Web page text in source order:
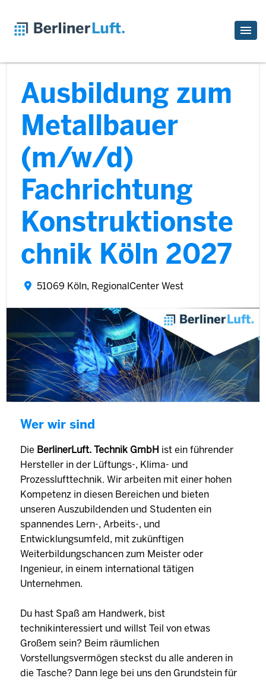
Ausbildung zum
Metallbauer
(m/w/d)
Fachrichtung
Konstruktionste
chnik Köln 2027
51069 Köln, RegionalCenter West
Wer wir sind
Die BerlinerLuft. Technik GmbH ist ein führender
Hersteller in der Lüftungs-, Klima- und
Prozesslufttechnik. Wir arbeiten mit einer hohen
Kompetenz in diesen Bereichen und bieten
unseren Auszubildenden und Studenten ein
spannendes Lern-, Arbeits-, und
Entwicklungsumfeld, mit zukünftigen
Weiterbildungschancen zum Meister oder
Ingenieur, in einem international tätigen
Unternehmen.
Du hast Spaß am Handwerk, bist
technikinteressiert und willst Teil von etwas
Großem sein? Beim räumlichen
Vorstellungsvermögen steckst du alle anderen in
die Tasche? Dann lege bei uns den Grundstein für